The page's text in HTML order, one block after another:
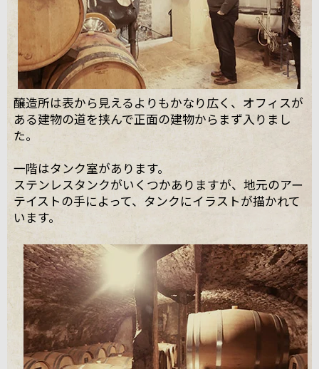
醸造所は表から見えるよりもかなり広く、オフィスが
ある建物の道を挟んで正面の建物からまず入りまし
た。
一階はタンク室があります。
ステンレスタンクがいくつかありますが、地元のアー
テイストの手によって、タンクにイラストが描かれて
います。